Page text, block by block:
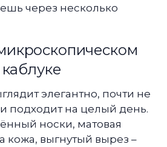
через несколько
каблуке
элегантно, почти не
и подходит на целый день.
носки, матовая
кожа, выгнутый вырез –